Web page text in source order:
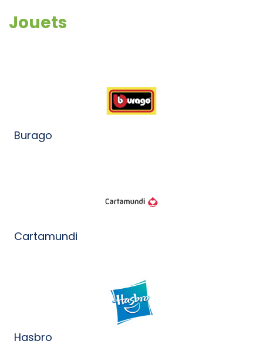
Jouets
Burago
Cartamundi
Hasbro